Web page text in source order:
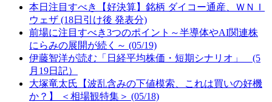
本日注目すべき【好決算】銘柄 ダイコー通産、ＷＮＩ
ウェザ (18日引け後 発表分)
前場に注目すべき3つのポイント～半導体やAI関連株
にらみの展開が続く～ (05/19)
伊藤智洋が読む「日経平均株価・短期シナリオ」 (5
月19日記）
大塚竜太氏【波乱含みの下値模索、これは買いの好機
か？】 ＜相場観特集＞ (05/18)